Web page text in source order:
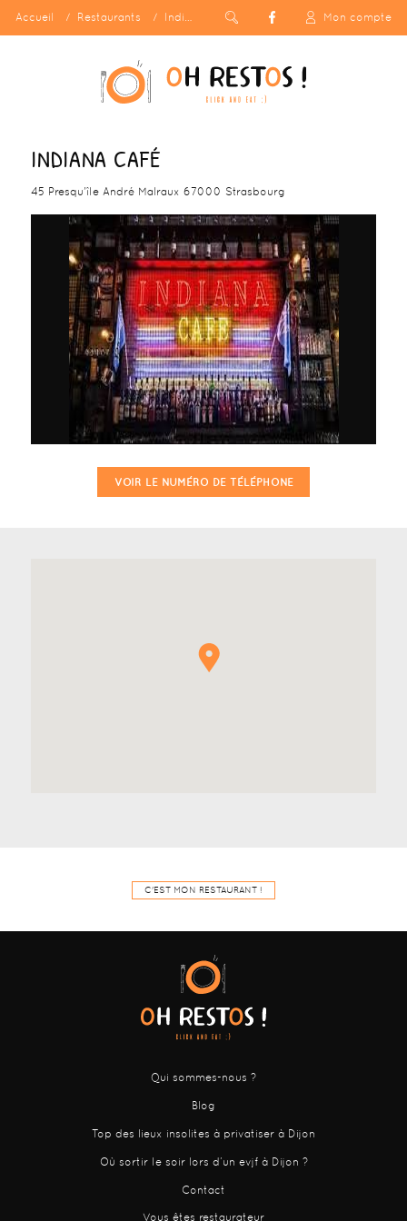
Accueil Restaurants Indiana Café Mon compte
INDIANA CAFÉ
45 Presqu'île André Malraux 67000 Strasbourg
VOIR LE NUMÉRO DE TÉLÉPHONE
C'EST MON RESTAURANT !
Qui sommes-nous ?
Blog
Top des lieux insolites à privatiser à Dijon
Où sortir le soir lors d’un evjf à Dijon ?
Contact
Vous êtes restaurateur